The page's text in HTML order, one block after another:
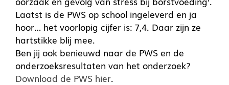
Laatst is de PWS op school ingeleverd en ja
hoor… het voorlopig cijfer is: 7,4. Daar zijn ze
hartstikke blij mee.
Ben jij ook benieuwd naar de PWS en de
onderzoeksresultaten van het onderzoek?
Download de PWS hier.